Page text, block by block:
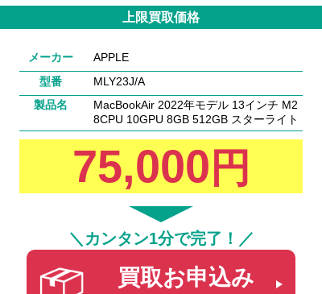
上限買取価格
メーカー
APPLE
型番
MLY23J/A
製品名
MacBookAir 2022年モデル 13インチ M2
8CPU 10GPU 8GB 512GB スターライト
75,000 円
＼カンタン1分で完了！／
買取お申込み